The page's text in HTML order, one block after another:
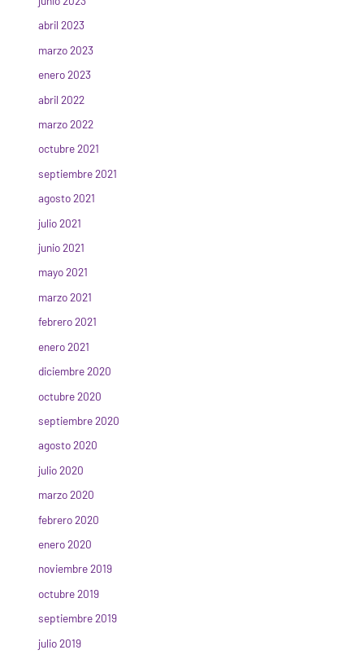
abril 2023
marzo 2023
enero 2023
abril 2022
marzo 2022
octubre 2021
septiembre 2021
agosto 2021
julio 2021
junio 2021
mayo 2021
marzo 2021
febrero 2021
enero 2021
diciembre 2020
octubre 2020
septiembre 2020
agosto 2020
julio 2020
marzo 2020
febrero 2020
enero 2020
noviembre 2019
octubre 2019
septiembre 2019
julio 2019